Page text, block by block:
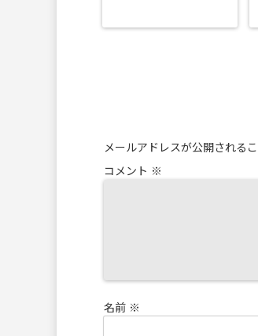
メールアドレスが公開される
コメント ※
名前 ※